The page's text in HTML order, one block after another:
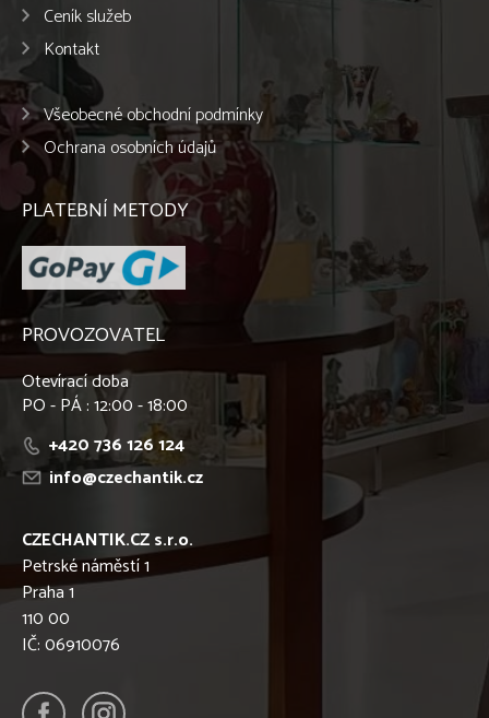
Ceník služeb
Kontakt
Všeobecné obchodní podmínky
Ochrana osobních údajů
PLATEBNÍ METODY
PROVOZOVATEL
Otevírací doba
PO - PÁ : 12:00 - 18:00
+420 736 126 124
info@czechantik.cz
CZECHANTIK.CZ s.r.o.
Petrské náměstí 1
Praha 1
110 00
IČ: 06910076